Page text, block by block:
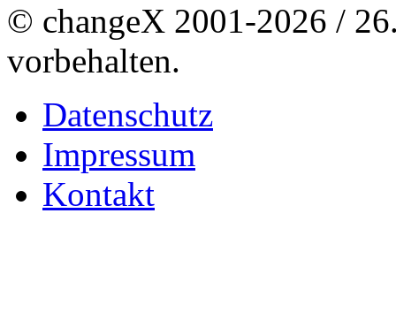
© changeX 2001-2026 /
vorbehalten.
Datenschutz
Impressum
Kontakt